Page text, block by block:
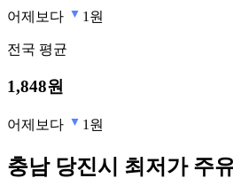
어제보다 1원
전국 평균
1,848원
어제보다 1원
충남 당진시 최저가 주